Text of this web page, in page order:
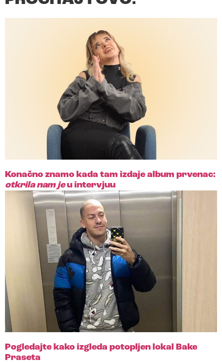
Konačno znamo kada tam izdaje album prvenac:
otkrila nam jeu intervjuu
Pogledajte kako izgleda potopljen lokal Bake
Praseta